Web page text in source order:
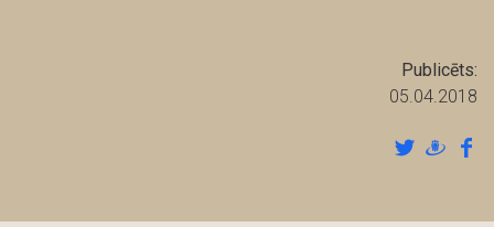
Publicēts:
05.04.2018